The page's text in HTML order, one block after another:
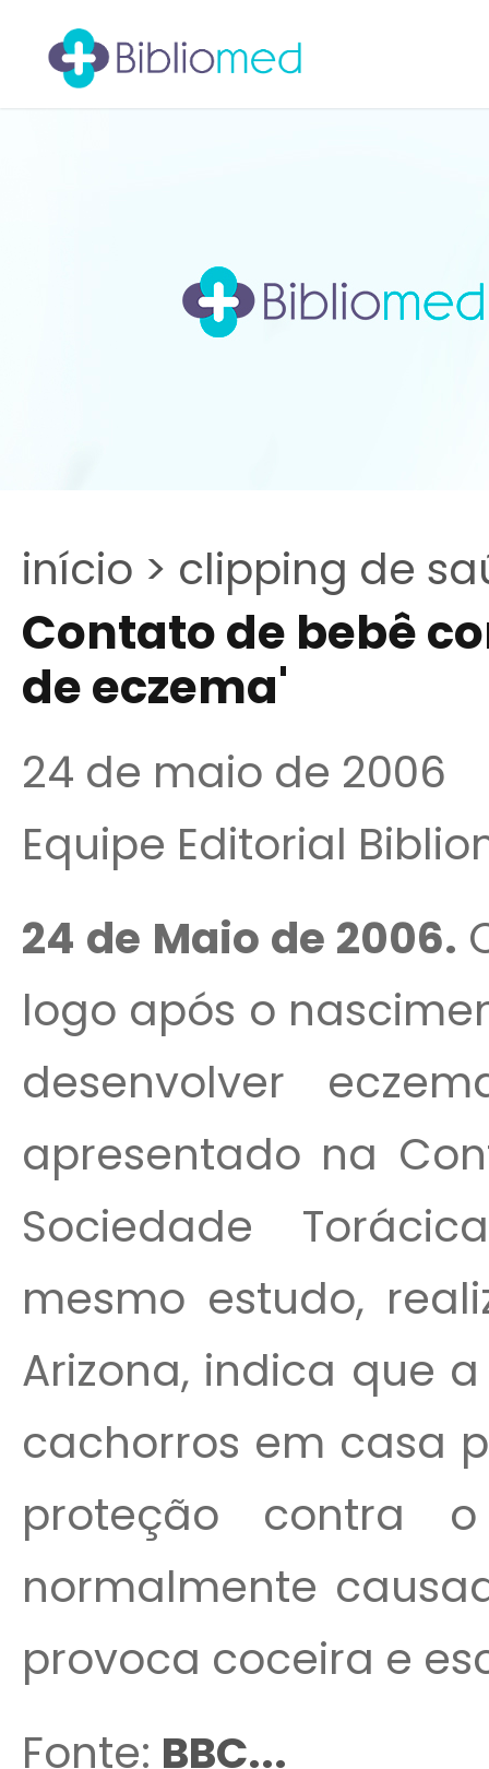
início > clipping de
Contato de bebê
de eczema'
24 de maio de 2006
Equipe Editorial
24 de Maio de 2006.
logo após o
desenvolver
apresentado na
Sociedade
mesmo estudo,
Arizona, indica que
cachorros em casa
proteção contra
normalmente
provoca coceira e
Fonte: BBC...